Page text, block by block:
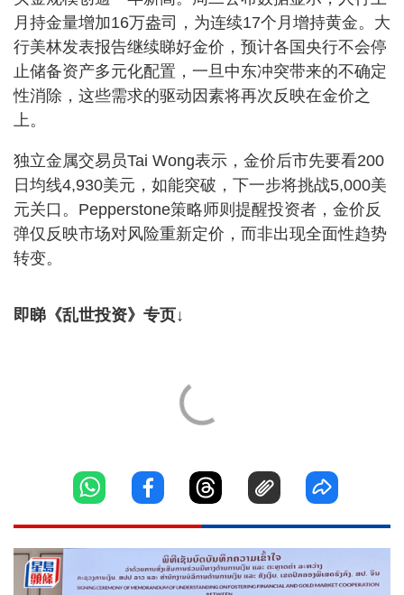
月持金量增加16万盎司，为连续17个月增持黄金。大
行美林发表报告继续睇好金价，预计各国央行不会停
止储备资产多元化配置，一旦中东冲突带来的不确定
性消除，这些需求的驱动因素将再次反映在金价之
上。
独立金属交易员Tai Wong表示，金价后市先要看200
日均线4,930美元，如能突破，下一步将挑战5,000美
元关口。Pepperstone策略师则提醒投资者，金价反
弹仅反映市场对风险重新定价，而非出现全面性趋势
转变。
即睇《乱世投资》专页↓